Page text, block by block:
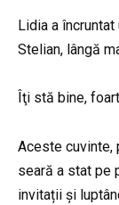
Lidia a
Stelian, lângă
Îţi stă bine,
Aceste cuvinte,
seară a stat pe
invitații și